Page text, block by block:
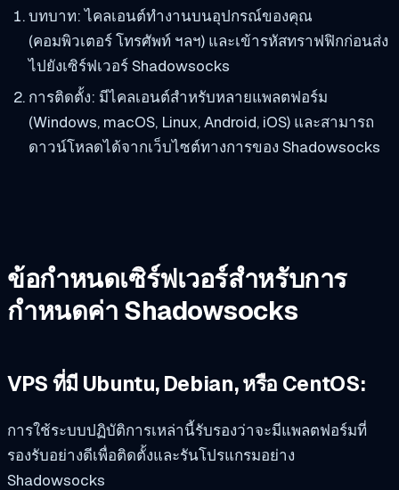
บทบาท: ไคลเอนต์ทำงานบนอุปกรณ์ของคุณ
(คอมพิวเตอร์ โทรศัพท์ ฯลฯ) และเข้ารหัสทราฟฟิกก่อนส่ง
ไปยังเซิร์ฟเวอร์ Shadowsocks
การติดตั้ง: มีไคลเอนต์สำหรับหลายแพลตฟอร์ม
(Windows, macOS, Linux, Android, iOS) และสามารถ
ดาวน์โหลดได้จากเว็บไซต์ทางการของ Shadowsocks
ข้อกำหนดเซิร์ฟเวอร์สำหรับการ
กำหนดค่า Shadowsocks
VPS ที่มี Ubuntu, Debian, หรือ CentOS:
การใช้ระบบปฏิบัติการเหล่านี้รับรองว่าจะมีแพลตฟอร์มที่
รองรับอย่างดีเพื่อติดตั้งและรันโปรแกรมอย่าง
Shadowsocks